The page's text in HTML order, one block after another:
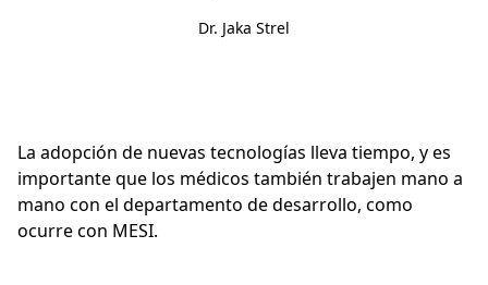
Dr. Jaka Strel
La adopción de nuevas tecnologías lleva tiempo, y es
importante que los médicos también trabajen mano a
mano con el departamento de desarrollo, como
ocurre con MESI.